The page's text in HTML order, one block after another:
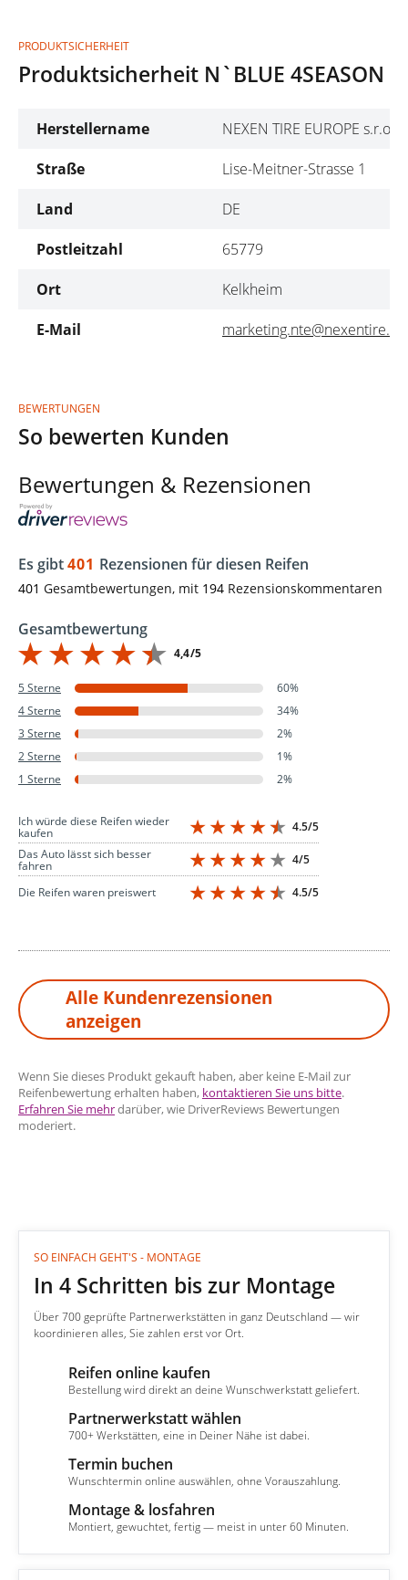
PRODUKTSICHERHEIT
Produktsicherheit N`BLUE 4SEASON
Herstellername
NEXEN TIRE EUROPE s.r.o
Straße
Lise-Meitner-Strasse 1
Land
DE
Postleitzahl
65779
Ort
Kelkheim
E-Mail
BEWERTUNGEN
So bewerten Kunden
Bewertungen & Rezensionen
Es gibt401 Rezensionen für diesen Reifen
401 Gesamtbewertungen, mit 194 Rezensionskommentaren
Gesamtbewertung
4,4/5
5 Sterne
60%
4 Sterne
34%
3 Sterne
2%
2 Sterne
1%
1 Sterne
2%
Ich würde diese Reifen wieder
kaufen
4.5/5
Das Auto lässt sich besser
fahren 4/5
Die Reifen waren preiswert 4.5/5
Alle Kundenrezensionen
anzeigen
Wenn Sie dieses Produkt gekauft haben, aber keine E-Mail zur
Reifenbewertung erhalten haben, kontaktieren Sie uns bitte.
Erfahren Sie mehrdarüber, wie DriverReviews Bewertungen
moderiert.
SO EINFACH GEHT'S - MONTAGE
In 4 Schritten bis zur Montage
Über 700 geprüfte Partnerwerkstätten in ganz Deutschland — wir
koordinieren alles, Sie zahlen erst vor Ort.
Reifen online kaufen
Bestellung wird direkt an deine Wunschwerkstatt geliefert.
Partnerwerkstatt wählen
700+ Werkstätten, eine in Deiner Nähe ist dabei.
Termin buchen
Wunschtermin online auswählen, ohne Vorauszahlung.
Montage & losfahren
Montiert, gewuchtet, fertig — meist in unter 60 Minuten.